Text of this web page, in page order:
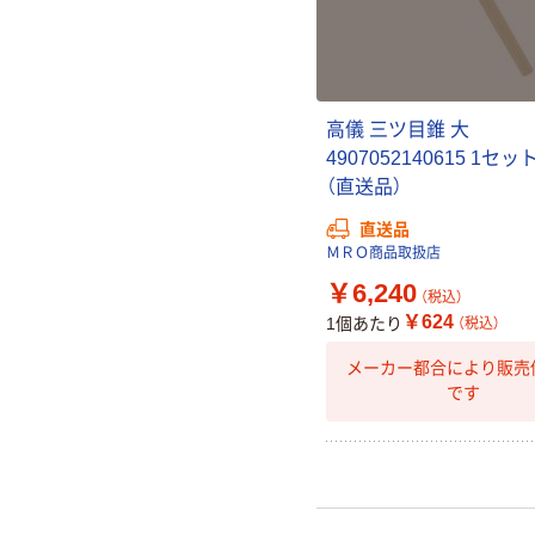
高儀 三ツ目錐 大
4907052140615 1セッ
（直送品）
直送品
ＭＲＯ商品取扱店
￥6,240 （税込）
1個あたり ￥624 （税込）
メーカー都合により販売
です